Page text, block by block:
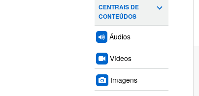
CENTRAIS DE
CONTEÚDOS
Áudios
Vídeos
Imagens